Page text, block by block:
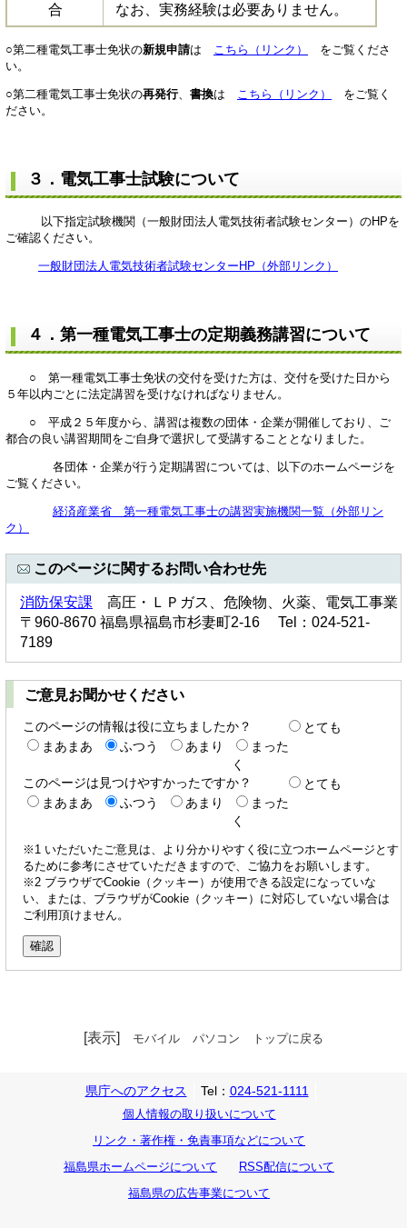
合​
なお、実務経験は必要ありません。
○第二種電気工事士免状の新規申請は こちら（リンク）
をご覧くださ
い。​
○第二種電気工事士免状の再発行、 書換は こちら（リンク）
をご覧く
ださい。​
３．電気工事士試験について
以下指定試験機関（一般財団法人電気技術者試験センター）のHPを
ご確認ください。
一般財団法人電気技術者試験センターHP（外部リンク）
４．第一種電気工事士の定期義務講習について
○ 第一種電気工事士免状の交付を受けた方は、交付を受けた日から
５年以内ごとに法定講習を受けなければなりません。
○ 平成２５年度から、講習は複数の団体・企業が開催しており、ご
都合の良い講習期間をご自身で選択して受講することとなりました。
各団体・企業が行う定期講習については、以下のホームページを
ご覧ください。
経済産業省 第一種電気工事士の講習実施機関一覧（外部リン
ク）
このページに関するお問い合わせ先
消防保安課 高圧・ＬＰガス、危険物、火薬、電気工事業
〒960-8670 福島県福島市杉妻町2-16 Tel：024-521-
7189
ご意見お聞かせください
このページの情報は役に立ちましたか？
とても
まあまあ
ふつう あまり
まった
く
このページは見つけやすかったですか？
とても
まあまあ
ふつう あまり
まった
く
※1 いただいたご意見は、より分かりやすく役に立つホームページとす
るために参考にさせていただきますので、ご協力をお願いします。
※2 ブラウザでCookie（クッキー）が使用できる設定になっていな
い、または、ブラウザがCookie（クッキー）に対応していない場合は
ご利用頂けません。
[表示] モバイル パソコン トップに戻る
県庁へのアクセス Tel： 024-521-1111
個人情報の取り扱いについて
リンク・著作権・免責事項などについて
福島県ホームページについて
RSS配信について
福島県の広告事業について